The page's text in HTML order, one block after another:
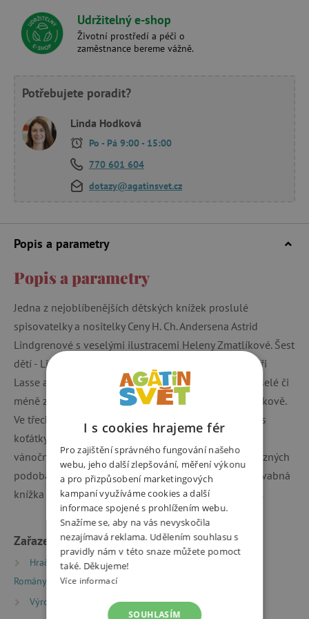
Udržitelný e-shop
Životní prostředí a péči o
zaměstnance bereme vážně.
Potřebujete poradit?
Linda Hodková
Po - Pá 9:00 - 15:00
770 601 604
dotazy@agatinsvet.cz
Popis a parametry
Popis a parametry
Jedna z nejoblíbenějších dětských knížek proslulé
spisovatelky a nositelky Ceny H. Ch. Andersena Astrid
Lindgrenové s veselými ilustracemi Heleny Zmatlíkové. Šest
dětí - Lisa, která nám všechno vypravuje, její dva bratři
Lasse a Bosse, sestry Anna a Britta a Olle - prožívá veselé či
méně zábavné každodenní příhody na švédském venkově.
Ve třech částech knihy strávíme s dětmi celý rok: jaro s
koťátky, léto s prázdninami, podzim se školou, zimu s
vánočními svátky. A protože jsou to příběhy, které v různých
podobách může zažít každé dítě, těší se stále tato půvabná
knížka neutuchajícímu zájmu čtenářů na celém světě.
Zařazeno v kategoriích
Hračky dle typu Knihy
Romány a humorné příběhy
Výrobci
Albatros
I s cookies hrajeme fér
Pro zajištění správného fungování našeho
webu, jeho další zlepšování, měření výkonu
a pro přizpůsobení marketingových
kampaní využíváme cookies a další
informace spojené s prohlížením webu.
Snažíme se, aby na vás nevyskočila
nezajímavá reklama. Udělením souhlasu s
pravidly nám v této snaze můžete pomoct
také. Děkujeme!
Více informací
SOUHLASÍM